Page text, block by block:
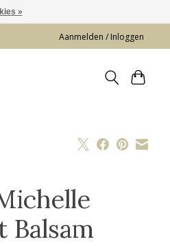
Aanmelden / Inloggen
»